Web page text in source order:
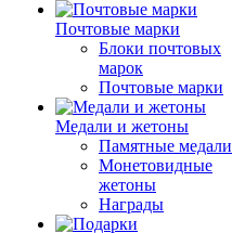
Почтовые марки
Блоки почтовых
марок
Почтовые марки
Медали и жетоны
Памятные медали
Монетовидные
жетоны
Награды